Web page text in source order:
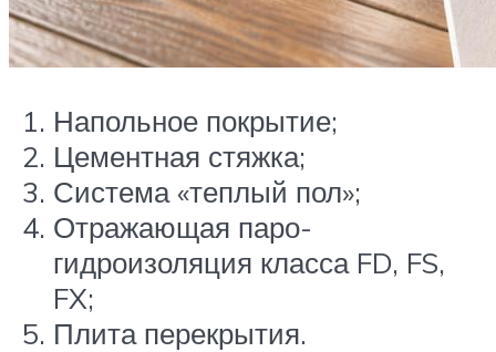
Напольное покрытие;
Цементная стяжка;
Система «теплый пол»;
Отражающая паро-
гидроизоляция класса FD, FS,
FX;
Плита перекрытия.